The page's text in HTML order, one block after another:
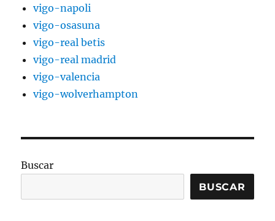
vigo-napoli
vigo-osasuna
vigo-real betis
vigo-real madrid
vigo-valencia
vigo-wolverhampton
Buscar
BUSCAR